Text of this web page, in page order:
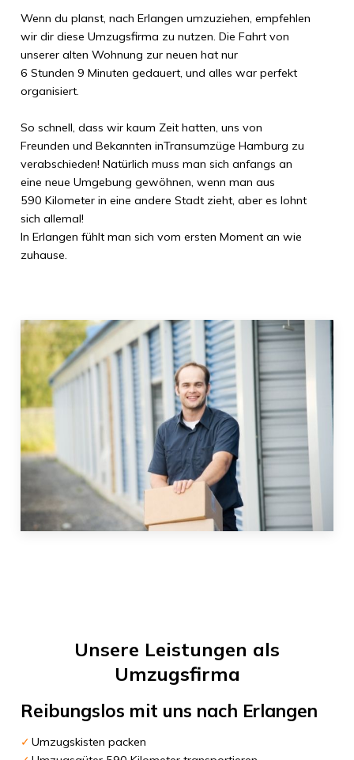
Wenn du planst, nach Erlangen umzuziehen, empfehlen
wir dir diese Umzugsfirma zu nutzen. Die Fahrt von
unserer alten Wohnung zur neuen hat nur
6 Stunden 9 Minuten gedauert, und alles war perfekt
organisiert.
So schnell, dass wir kaum Zeit hatten, uns von
Freunden und Bekannten inTransumzüge Hamburg zu
verabschieden! Natürlich muss man sich anfangs an
eine neue Umgebung gewöhnen, wenn man aus
590 Kilometerin eine andere Stadt zieht, aber es lohnt
sich allemal!
In Erlangen fühlt man sich vom ersten Moment an wie
zuhause.
Unsere Leistungen als
Umzugsfirma
Reibungslos mit uns nach Erlangen
Umzugskisten packen